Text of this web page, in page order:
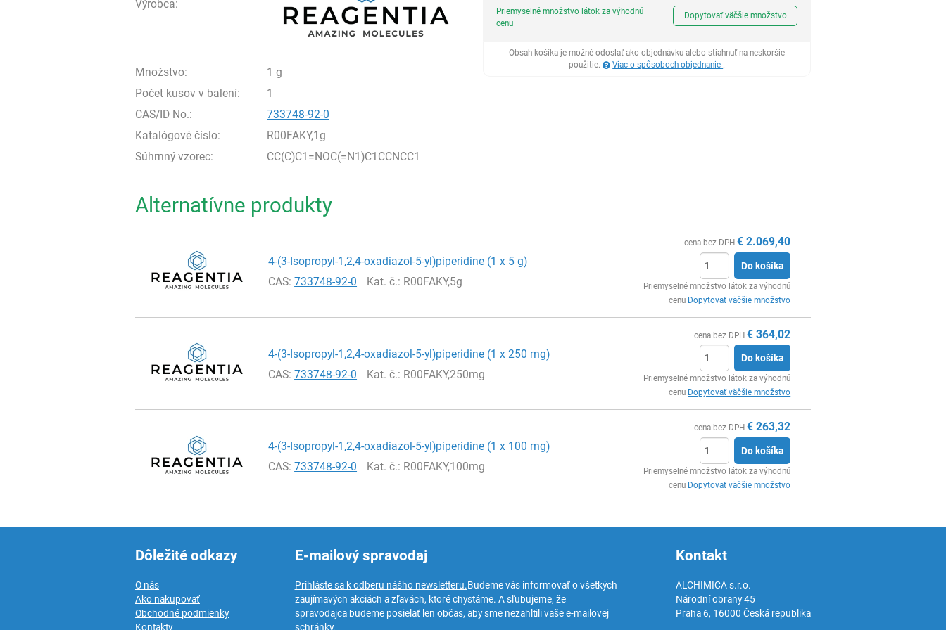
Výrobca:
Množstvo:
1 g
Počet kusov v balení:
1
CAS/ID No.:
733748-92-0
Katalógové číslo:
R00FAKY,1g
Súhrnný vzorec:
CC(C)C1=NOC(=N1)C1CCNCC1
Ks
Priemyselné množstvo látok za výhodnú
cenu
Dopytovať väčšie množstvo
Obsah košíka je možné odoslať ako objednávku alebo stiahnuť na neskoršie
použitie.
Viac o spôsoboch objednanie .
Alternatívne produkty
4-(3-Isopropyl-1,2,4-oxadiazol-5-yl)piperidine (1 x 5 g)
CAS:733748-92-0 Kat. č.: R00FAKY,5g
cena bez DPH € 2.069,40
Do košíka
Priemyselné množstvo látok za výhodnú
cenu Dopytovať väčšie množstvo
4-(3-Isopropyl-1,2,4-oxadiazol-5-yl)piperidine (1 x 250 mg)
CAS:733748-92-0 Kat. č.: R00FAKY,250mg
cena bez DPH € 364,02
Do košíka
Priemyselné množstvo látok za výhodnú
cenu Dopytovať väčšie množstvo
4-(3-Isopropyl-1,2,4-oxadiazol-5-yl)piperidine (1 x 100 mg)
CAS:733748-92-0 Kat. č.: R00FAKY,100mg
cena bez DPH € 263,32
Do košíka
Priemyselné množstvo látok za výhodnú
cenu Dopytovať väčšie množstvo
Dôležité odkazy
O nás
Ako nakupovať
Obchodné podmienky
Kontakty
E-mailový spravodaj
Prihláste sa k odberu nášho newsletteru.Budeme vás informovať o všetkých
zaujímavých akciách a zľavách, ktoré chystáme. A sľubujeme, že
spravodajca budeme posielať len občas, aby sme nezahltili vaše e-mailovej
schránky.
Kontakt
ALCHIMICA s.r.o.
Národní obrany 45
Praha 6, 16000 Česká republika